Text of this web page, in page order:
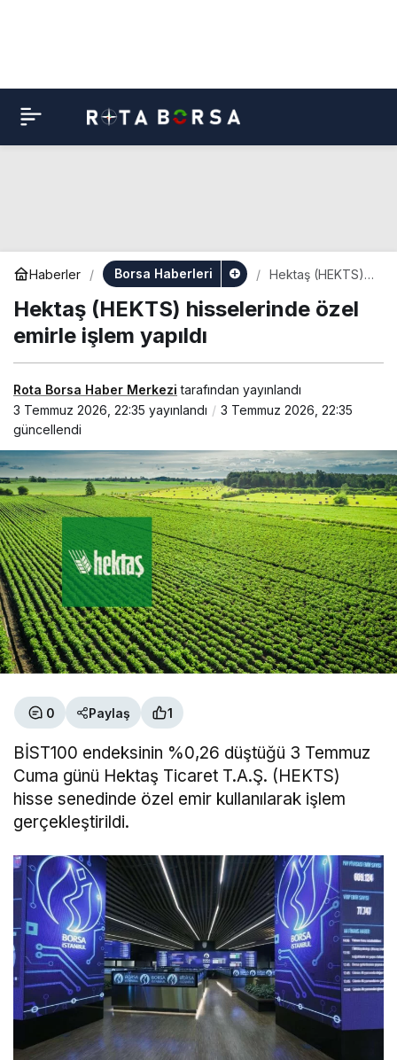
Haberler Borsa Haberleri
Hektaş (HEKTS)
emirle işlem
yapıldı
Hektaş (HEKTS) hisselerinde özel
emirle işlem yapıldı
Rota Borsa Haber Merkezi tarafından yayınlandı
3 Temmuz 2026, 22:35 yayınlandı
3 Temmuz 2026, 22:35
güncellendi
0 Paylaş 1
BİST100 endeksinin %0,26 düştüğü 3 Temmuz
Cuma günü Hektaş Ticaret T.A.Ş. (HEKTS)
hisse senedinde özel emir kullanılarak işlem
gerçekleştirildi.